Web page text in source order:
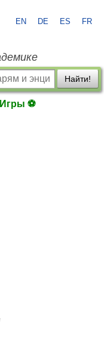
EN DE ES FR
Найти!
Игры ⚽